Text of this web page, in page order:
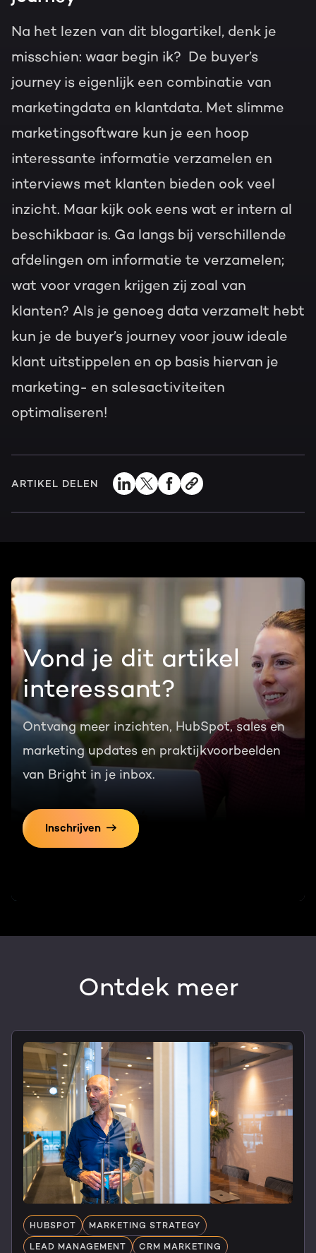
Na het lezen van dit blogartikel, denk je
misschien: waar begin ik? De buyer’s
journey is eigenlijk een combinatie van
marketingdata en klantdata. Met slimme
marketingsoftware kun je een hoop
interessante informatie verzamelen en
interviews met klanten bieden ook veel
inzicht. Maar kijk ook eens wat er intern al
beschikbaar is. Ga langs bij verschillende
afdelingen om informatie te verzamelen;
wat voor vragen krijgen zij zoal van
klanten? Als je genoeg data verzamelt hebt
kun je de buyer’s journey voor jouw ideale
klant uitstippelen en op basis hiervan je
marketing- en salesactiviteiten
optimaliseren!
ARTIKEL DELEN
Vond je dit artikel
interessant?
Ontvang meer inzichten, HubSpot, sales en
marketing updates en praktijkvoorbeelden
van Bright in je inbox.
Inschrijven
Ontdek meer
HUBSPOT MARKETING STRATEGY
LEAD MANAGEMENT CRM MARKETING